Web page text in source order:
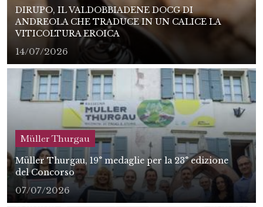
DIRUPO, IL VALDOBBIADENE DOCG DI
ANDREOLA CHE TRADUCE IN UN CALICE LA
VITICOLTURA EROICA
14/07/2026
Müller Thurgau
Müller Thurgau, 19° medaglie per la 23° edizione
del Concorso
07/07/2026